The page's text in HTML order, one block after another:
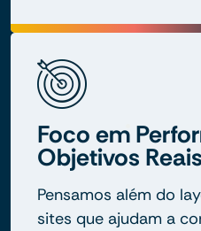
Foco em
Objetivos Reais
Pensamos além do
sites que ajudam a